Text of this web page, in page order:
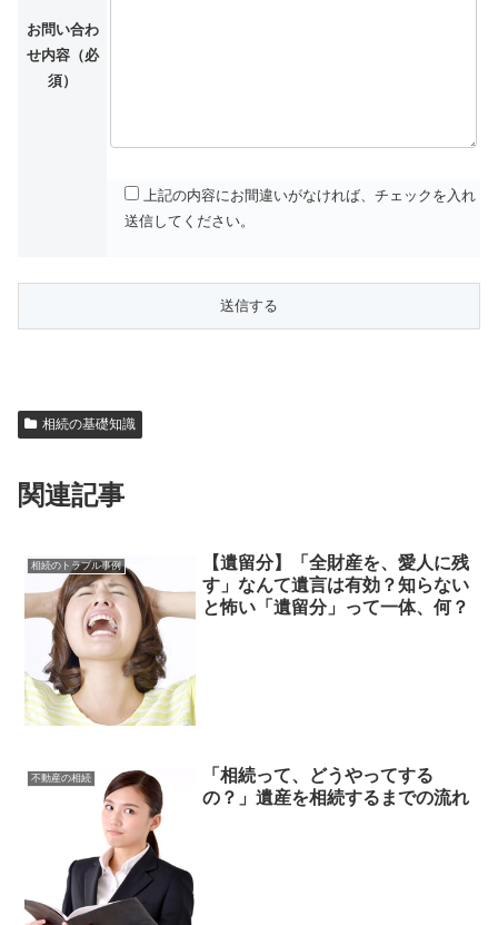
お問い合わ
せ内容（必
須）
上記の内容にお間違いがなければ、チェックを入れ
送信してください。
相続の基礎知識
関連記事
相続のトラブル事例
【遺留分】「全財産を、愛人に残
す」なんて遺言は有効？知らない
と怖い「遺留分」って一体、何？
不動産の相続
「相続って、どうやってする
の？」遺産を相続するまでの流れ